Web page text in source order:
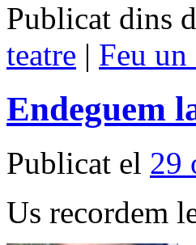
Publicat dins
teatre | Feu
Endeguem
Publicat el 29
Us recordem